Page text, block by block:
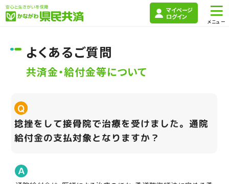
マイページ
ログイン
よくあるご質問
共済金・給付金等について
捻挫をして接骨院で治療を受けました。通院
給付金の支払対象となりますか？